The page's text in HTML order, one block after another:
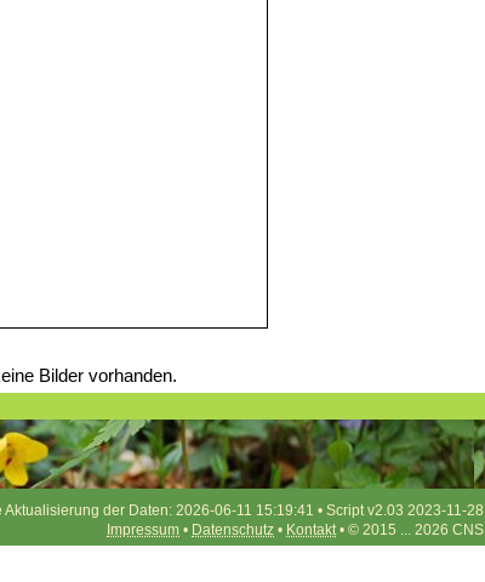
Bilder vorhanden.
Aktualisierung der Daten: 2026-06-11 15:19:41 • Script v2.03 2023-11-28
Impressum • Datenschutz • Kontakt• © 2015 ... 2026 CNS